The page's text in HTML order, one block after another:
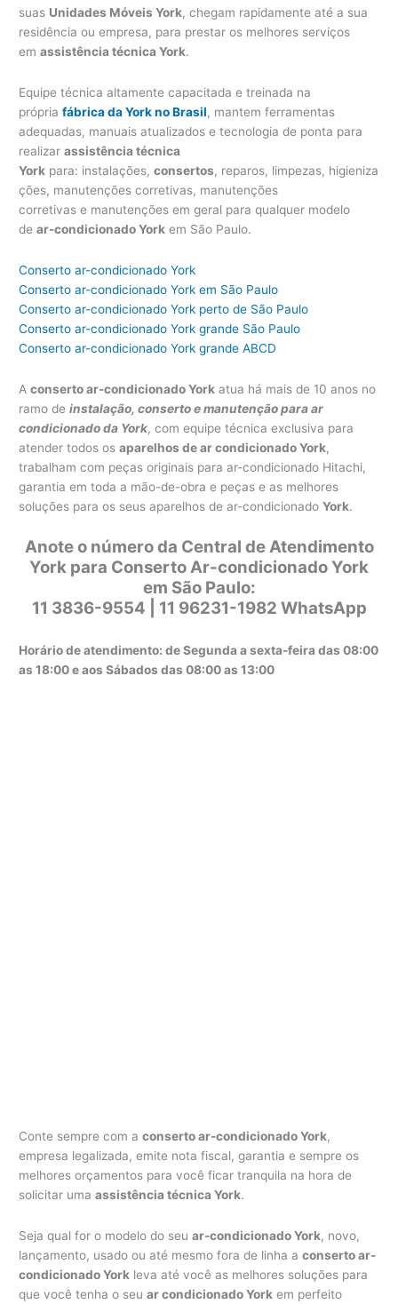
suas Unidades Móveis York, chegam rapidamente até a sua
residência ou empresa, para prestar os melhores serviços
emassistência técnica York.
Equipe técnica altamente capacitada e treinada na
própriafábrica da York no Brasil, mantem ferramentas
adequadas, manuais atualizados e tecnologia de ponta para
realizarassistência técnica
York para: instalações,consertos, reparos, limpezas, higieniza
ções, manutenções corretivas, manutenções
corretivas e manutenções em geral para qualquer modelo
dear-condicionado York em São Paulo.
Conserto ar-condicionado York
Conserto ar-condicionado York em São Paulo
Conserto ar-condicionado York perto de São Paulo
Conserto ar-condicionado York grande São Paulo
Conserto ar-condicionado York grande ABCD
Aconserto ar-condicionado York atua há mais de 10 anos no
ramo deinstalação, conserto e manutenção para ar
condicionado da York, com equipe técnica exclusiva para
atender todos osaparelhos de ar condicionado York,
trabalham com peças originais para ar-condicionado Hitachi,
garantia em toda a mão-de-obra e peças e as melhores
soluções para os seus aparelhos de ar-condicionadoYork.
Anote o número da Central de Atendimento
York para Conserto Ar-condicionado York
em São Paulo:
11 3836-9554 | 11 96231-1982 WhatsApp
Horário de atendimento: de Segunda a sexta-feira das 08:00
as 18:00 e aos Sábados das 08:00 as 13:00
Conte sempre com aconserto ar-condicionado York,
empresa legalizada, emite nota fiscal, garantia e sempre os
melhores orçamentos para você ficar tranquila na hora de
solicitar umaassistência técnica York.
Seja qual for o modelo do seuar-condicionado York, novo,
lançamento, usado ou até mesmo fora de linha aconserto ar-
condicionado York leva até você as melhores soluções para
que você tenha o seuar condicionado York em perfeito